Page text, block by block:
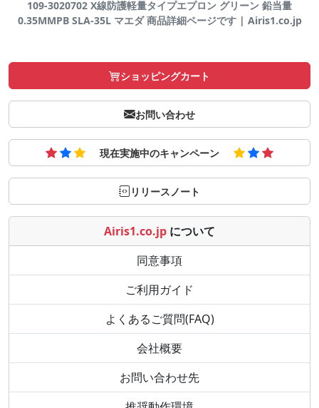
109-3020702 X線防護軽量タイプエプロン グリーン 鉛当量
0.35MMPB SLA-35L マエダ 商品詳細ページです | Airis1.co.jp
ショッピングカート
お問い合わせ
現在実施中のキャンペーン
リリースノート
Airis1.co.jp について
同意事項
ご利用ガイド
よくあるご質問(FAQ)
会社概要
お問い合わせ先